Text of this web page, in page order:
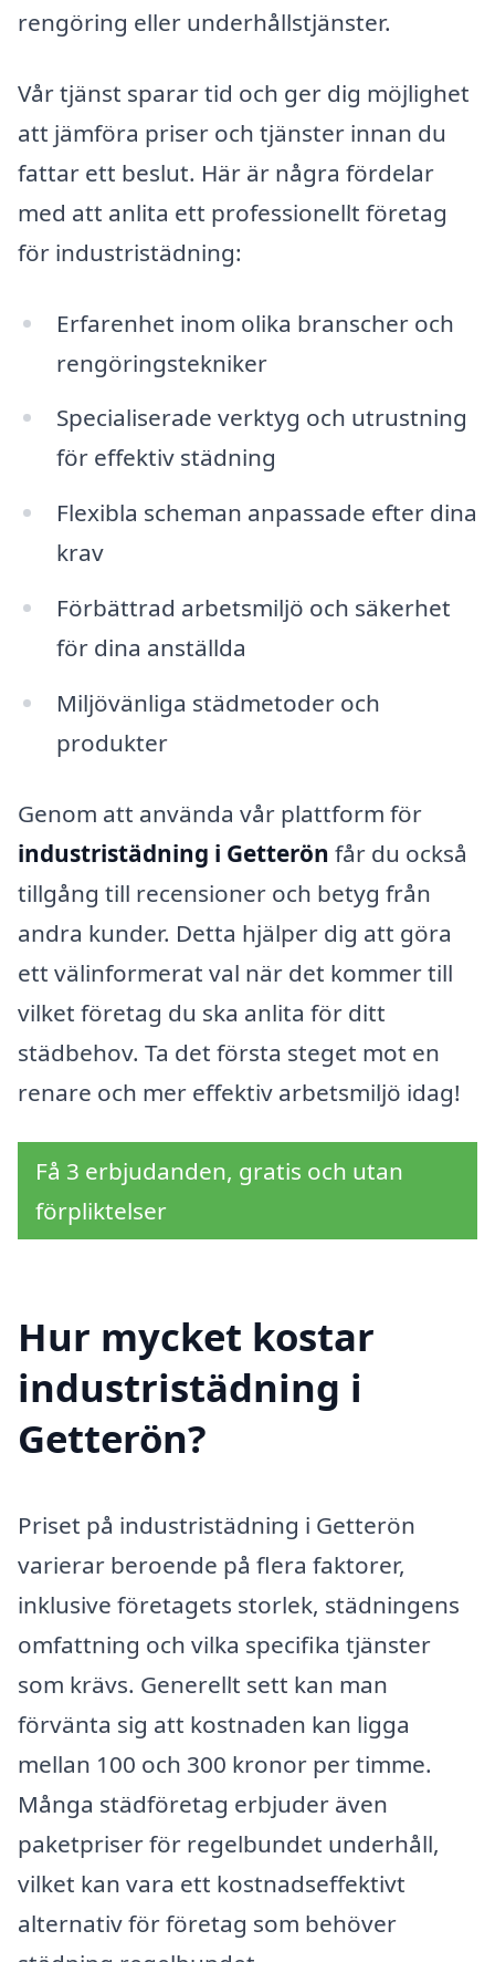
rengöring eller underhållstjänster.
Vår tjänst sparar tid och ger dig möjlighet
att jämföra priser och tjänster innan du
fattar ett beslut. Här är några fördelar
med att anlita ett professionellt företag
för industristädning:
Erfarenhet inom olika branscher och
rengöringstekniker
Specialiserade verktyg och utrustning
för effektiv städning
Flexibla scheman anpassade efter dina
krav
Förbättrad arbetsmiljö och säkerhet
för dina anställda
Miljövänliga städmetoder och
produkter
Genom att använda vår plattform för
industristädning i Getterön får du också
tillgång till recensioner och betyg från
andra kunder. Detta hjälper dig att göra
ett välinformerat val när det kommer till
vilket företag du ska anlita för ditt
städbehov. Ta det första steget mot en
renare och mer effektiv arbetsmiljö idag!
Få 3 erbjudanden, gratis och utan
förpliktelser
Hur mycket kostar
industristädning i
Getterön?
Priset på industristädning i Getterön
varierar beroende på flera faktorer,
inklusive företagets storlek, städningens
omfattning och vilka specifika tjänster
som krävs. Generellt sett kan man
förvänta sig att kostnaden kan ligga
mellan 100 och 300 kronor per timme.
Många städföretag erbjuder även
paketpriser för regelbundet underhåll,
vilket kan vara ett kostnadseffektivt
alternativ för företag som behöver